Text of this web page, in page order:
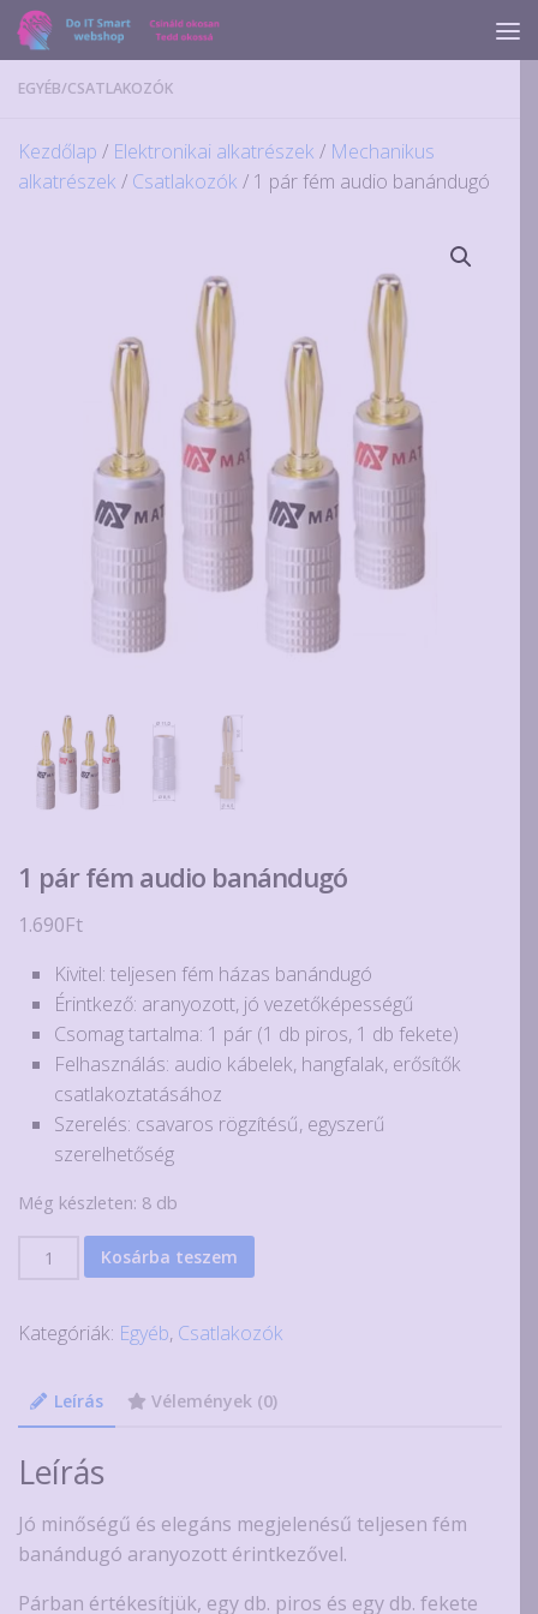
Skip to content
EGYÉB/CSATLAKOZÓK
Kezdőlap / Elektronikai alkatrészek / Mechanikus
alkatrészek / Csatlakozók / 1 pár fém audio banándugó
1 pár fém audio banándugó
1.690Ft
Kivitel: teljesen fém házas banándugó
Érintkező: aranyozott, jó vezetőképességű
Csomag tartalma: 1 pár (1 db piros, 1 db fekete)
Felhasználás: audio kábelek, hangfalak, erősítők
csatlakoztatásához
Szerelés: csavaros rögzítésű, egyszerű
szerelhetőség
Még készleten: 8 db
audio
mennyiség
Kosárba teszem
Kategóriák: Egyéb, Csatlakozók
Leírás Vélemények (0)
Leírás
Jó minőségű és elegáns megjelenésű teljesen fém
banándugó aranyozott érintkezővel.
Párban értékesítjük, egy db. piros és egy db. fekete